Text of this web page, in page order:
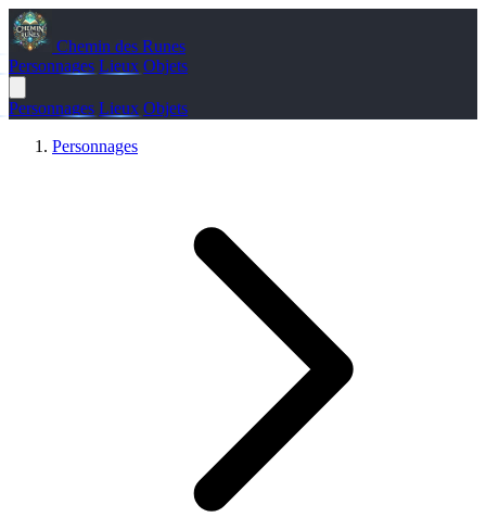
Chemin des Runes
Personnages Lieux Objets
Personnages Lieux Objets
Personnages